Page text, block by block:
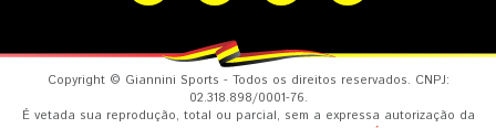
Copyright © Giannini Sports - Todos os direitos reservados. CNPJ:
02.318.898/0001-76.
É vetada sua reprodução, total ou parcial, sem a expressa autorização da